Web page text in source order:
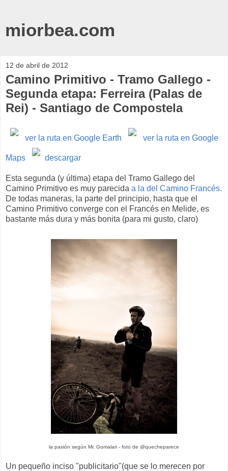
miorbea.com
12 de abril de 2012
Camino Primitivo - Tramo Gallego -
Segunda etapa: Ferreira (Palas de
Rei) - Santiago de Compostela
ver la ruta en Google Earth ver la ruta en Google
Maps descargar
Esta segunda (y última) etapa del Tramo Gallego del
Camino Primitivo es muy parecida a la del Camino Francés.
De todas maneras, la parte del principio, hasta que el
Camino Primitivo converge con el Francés en Melide, es
bastante más dura y más bonita (para mi gusto, claro)
la pasión según Mr. Gomalari - foto de @quecheparece
Un pequeño inciso "publicitario"(que se lo merecen por